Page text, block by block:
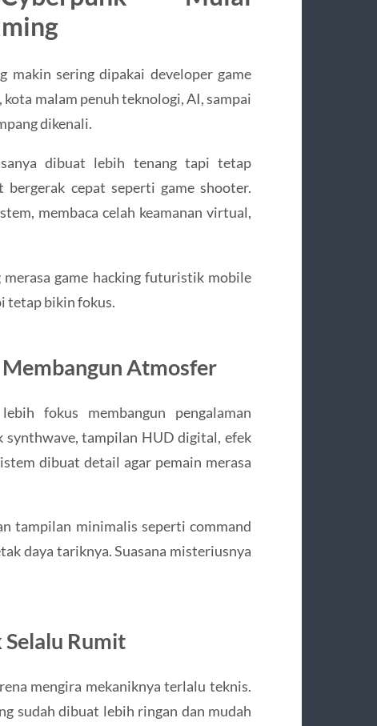
makin sering dipakai developer game
malam penuh teknologi, AI, sampai
dikenali.
dibuat lebih tenang tapi tetap
cepat seperti game shooter.
membaca celah keamanan virtual,
game hacking futuristik mobile
tetap bikin fokus.
Atmosfer
fokus membangun pengalaman
synthwave, tampilan HUD digital, efek
dibuat detail agar pemain merasa
tampilan minimalis seperti command
daya tariknya. Suasana misteriusnya
Rumit
mengira mekaniknya terlalu teknis.
sudah dibuat lebih ringan dan mudah